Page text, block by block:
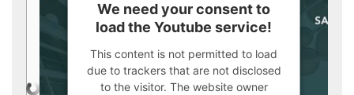
We need your consent to
load the Youtube service!
This content is not permitted to load
due to trackers that are not disclosed
to the visitor. The website owner